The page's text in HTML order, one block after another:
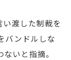
渡した制裁を
バンドルしな
いと指摘。